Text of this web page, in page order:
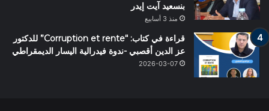
بنسعيد آيت إيدر
منذ 3 أسابيع
قراءة في كتاب: “Corruption et rente” للدكتور
عز الدين أقصبي -ندوة فيدرالية اليسار الديمقراطي
2026-03-07